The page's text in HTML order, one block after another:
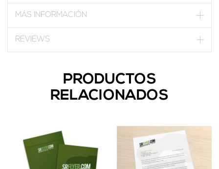
MÁS INFORMACIÓN
REVIEWS
PRODUCTOS
RELACIONADOS